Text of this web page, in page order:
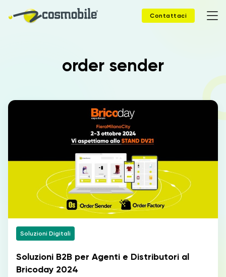
Contattaci
Case Study
Webinar
Company
IT
order sender
Soluzioni Digitali
Soluzioni B2B per Agenti e Distributori al
Bricoday 2024